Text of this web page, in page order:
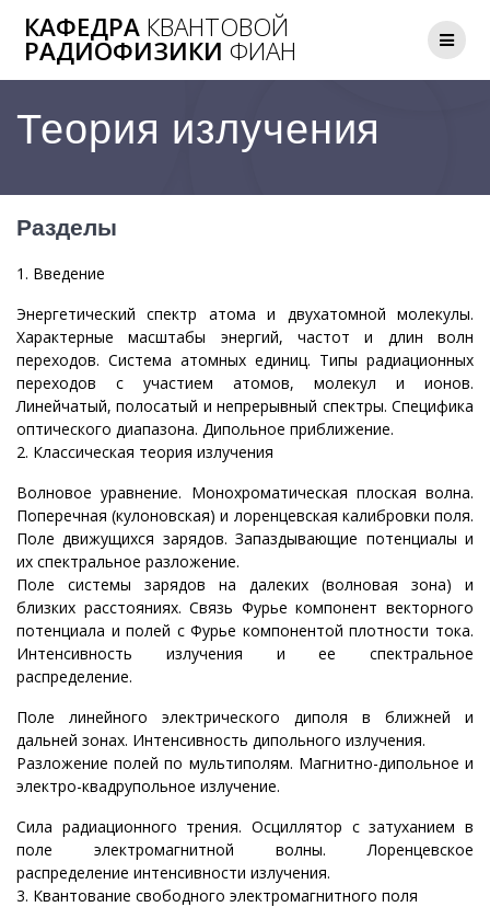
контенту
КАФЕДРА КВАНТОВОЙ
РАДИОФИЗИКИ ФИАН
Теория излучения
Разделы
1. Введение
Энергетический спектр атома и двухатомной молекулы.
Характерные масштабы энергий, частот и длин волн
переходов. Система атомных единиц. Типы радиационных
переходов с участием атомов, молекул и ионов.
Линейчатый, полосатый и непрерывный спектры. Специфика
оптического диапазона. Дипольное приближение.
2. Классическая теория излучения
Волновое уравнение. Монохроматическая плоская волна.
Поперечная (кулоновская) и лоренцевская калибровки поля.
Поле движущихся зарядов. Запаздывающие потенциалы и
их спектральное разложение.
Поле системы зарядов на далеких (волновая зона) и
близких расстояниях. Связь Фурье компонент векторного
потенциала и полей с Фурье компонентой плотности тока.
Интенсивность излучения и ее спектральное
распределение.
Поле линейного электрического диполя в ближней и
дальней зонах. Интенсивность дипольного излучения.
Разложение полей по мультиполям. Магнитно-дипольное и
электро-квадрупольное излучение.
Сила радиационного трения. Осциллятор с затуханием в
поле электромагнитной волны. Лоренцевское
распределение интенсивности излучения.
3. Квантование свободного электромагнитного поля